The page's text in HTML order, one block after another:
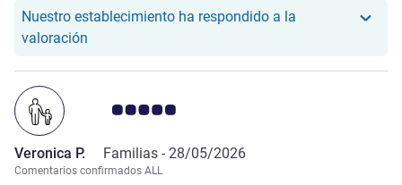
enfrente del hotel. Todo perfecto.
Nuestro establecimiento ha respondido a la
valoración
Nota de clientes de Avis 5.0/5
Veronica P. Familias - 28/05/2026
Comentarios confirmados ALL